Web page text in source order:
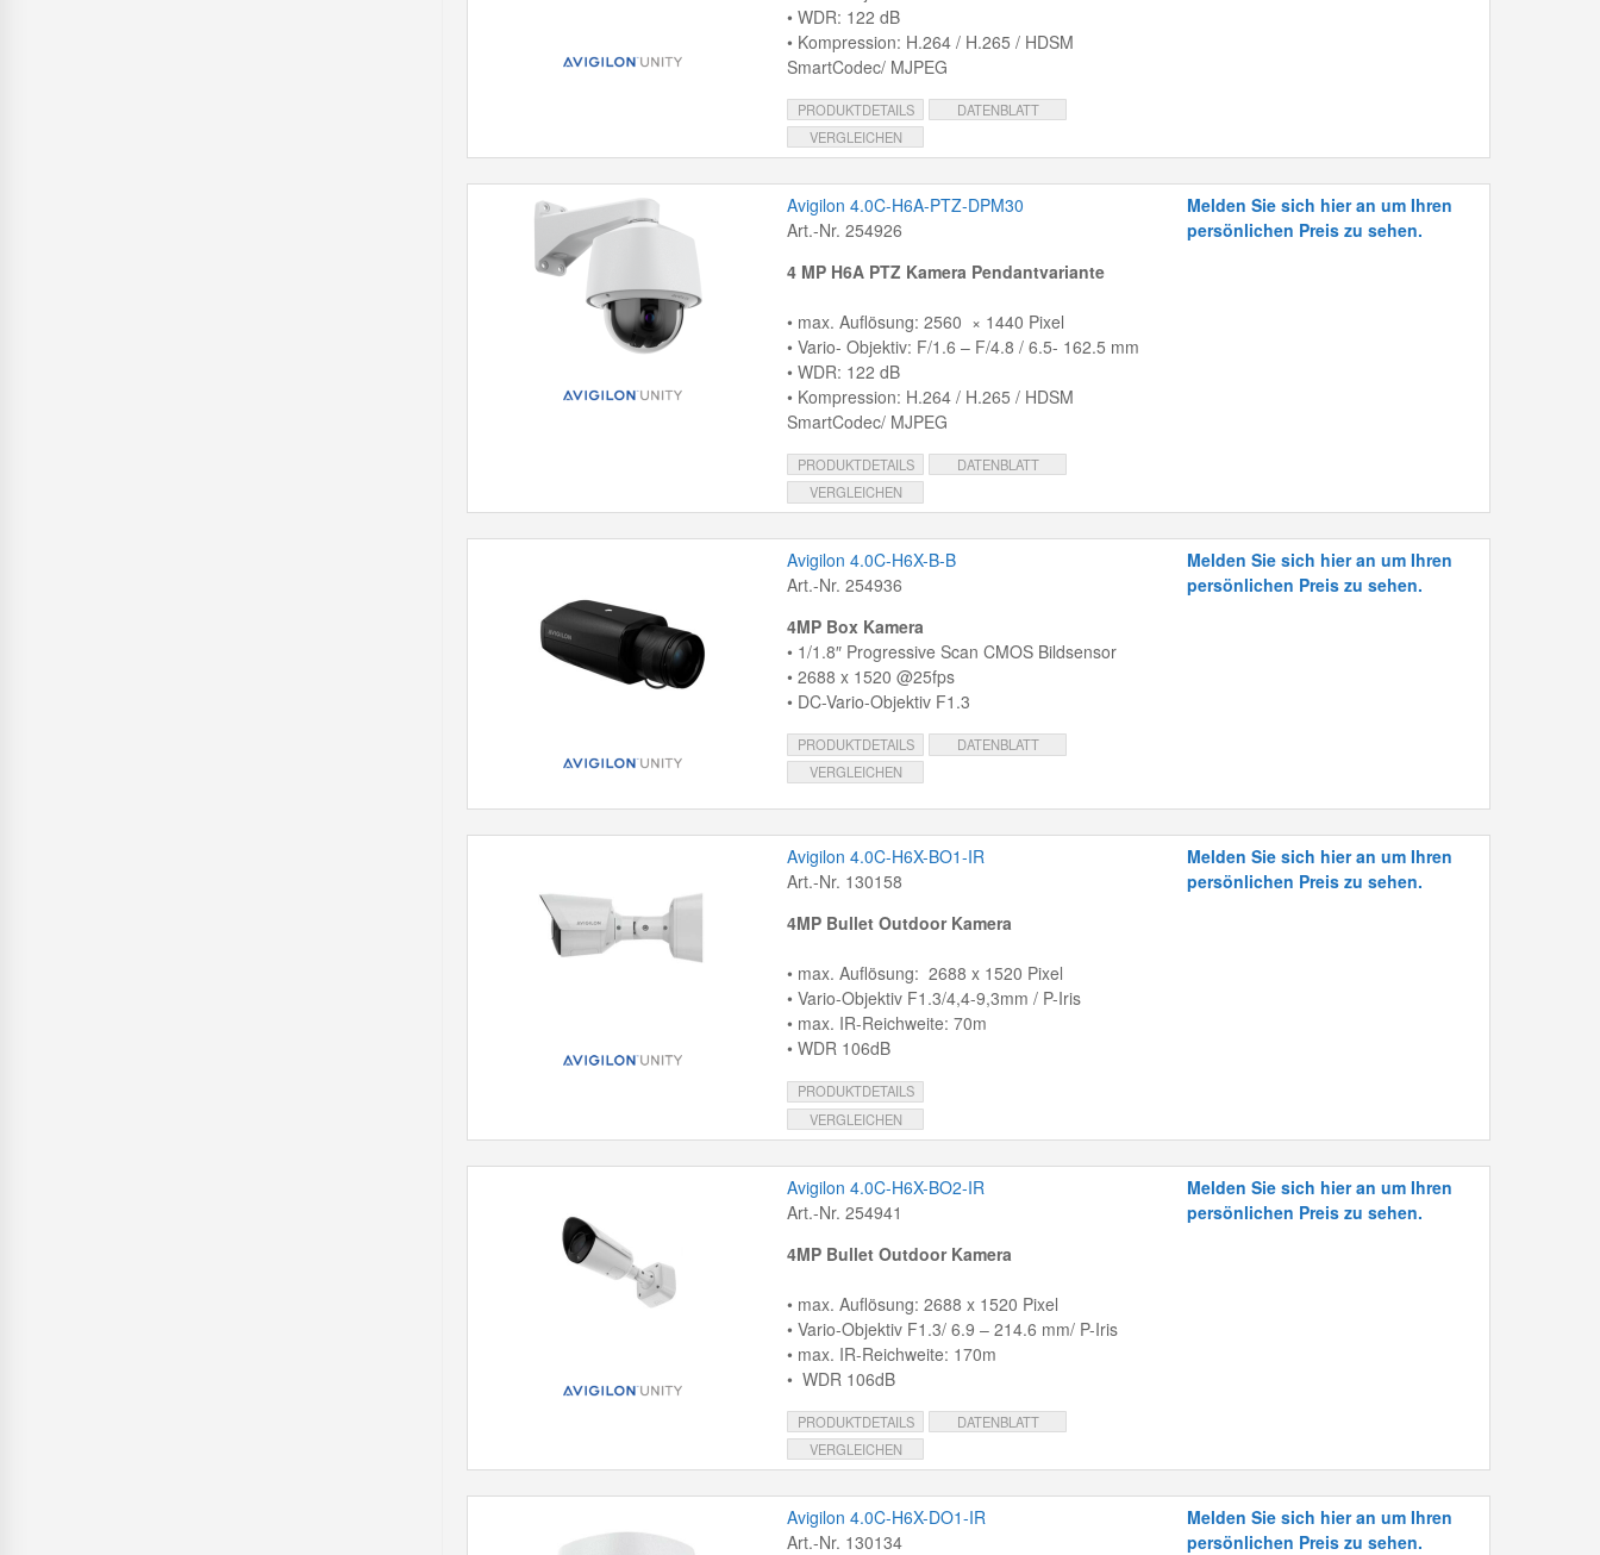
• WDR: 122 dB
• Kompression: H.264 / H.265 / HDSM
SmartCodec/ MJPEG
PRODUKTDETAILS
DATENBLATT
VERGLEICHEN
Avigilon 4.0C-H6A-PTZ-DPM30
Art.-Nr. 254926
4 MP H6A PTZ Kamera Pendantvariante
• max. Auflösung: 2560 × 1440 Pixel
• Vario- Objektiv: F/1.6 – F/4.8 / 6.5- 162.5 mm
• WDR: 122 dB
• Kompression: H.264 / H.265 / HDSM
SmartCodec/ MJPEG
PRODUKTDETAILS
DATENBLATT
VERGLEICHEN
Melden Sie sich hier an um Ihren
persönlichen Preis zu sehen.
Avigilon 4.0C-H6X-B-B
Art.-Nr. 254936
4MP Box Kamera
• 1/1.8″ Progressive Scan CMOS Bildsensor
• 2688 x 1520 @25fps
• DC-Vario-Objektiv F1.3
PRODUKTDETAILS
DATENBLATT
VERGLEICHEN
Melden Sie sich hier an um Ihren
persönlichen Preis zu sehen.
Avigilon 4.0C-H6X-BO1-IR
Art.-Nr. 130158
4MP Bullet Outdoor Kamera
• max. Auflösung: 2688 x 1520 Pixel
• Vario-Objektiv F1.3/4,4-9,3mm / P-Iris
• max. IR-Reichweite: 70m
• WDR 106dB
PRODUKTDETAILS
VERGLEICHEN
Melden Sie sich hier an um Ihren
persönlichen Preis zu sehen.
Avigilon 4.0C-H6X-BO2-IR
Art.-Nr. 254941
4MP Bullet Outdoor Kamera
• max. Auflösung: 2688 x 1520 Pixel
• Vario-Objektiv F1.3/ 6.9 – 214.6 mm/ P-Iris
• max. IR-Reichweite: 170m
• WDR 106dB
PRODUKTDETAILS
DATENBLATT
VERGLEICHEN
Melden Sie sich hier an um Ihren
persönlichen Preis zu sehen.
Avigilon 4.0C-H6X-DO1-IR
Art.-Nr. 130134
Melden Sie sich hier an um Ihren
persönlichen Preis zu sehen.